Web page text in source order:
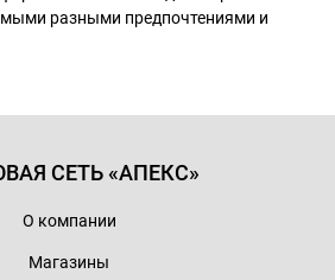
разными предпочтениями и
СЕТЬ «АПЕКС»
О компании
Магазины